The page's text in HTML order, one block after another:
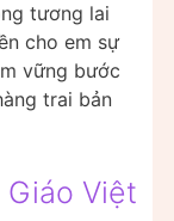
tương lai
cho em sự
vững bước
trai bản
Việt